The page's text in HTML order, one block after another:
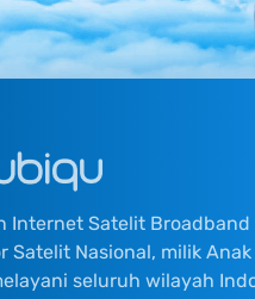
Internet Satelit Broadband
Satelit Nasional, milik
seluruh wilayah